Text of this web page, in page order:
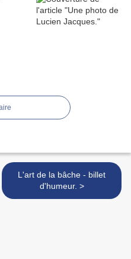
L'art de la bâche - billet
d'humeur. >